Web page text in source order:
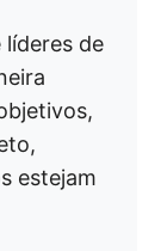
líderes de
estejam